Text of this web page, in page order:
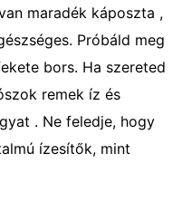
maradék káposzta ,
Próbáld meg
bors. Ha szereted
remek íz és
. Ne feledje, hogy
ízesítők, mint